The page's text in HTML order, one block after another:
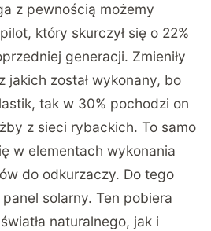
z pewnością możemy
który skurczył się o 22%
generacji. Zmieniły
jakich został wykonany, bo
tak w 30% pochodzi on
z sieci rybackich. To samo
w elementach wykonania
do odkurzaczy. Do tego
solarny. Ten pobiera
naturalnego, jak i